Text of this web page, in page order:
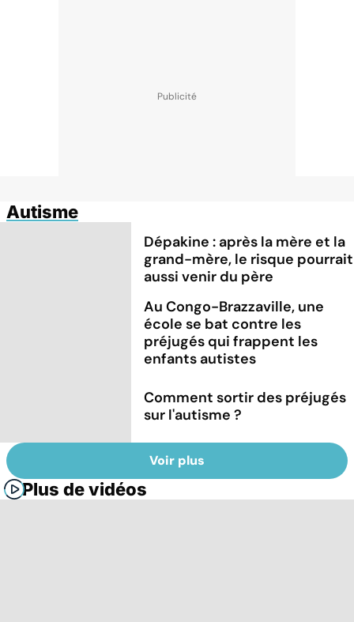
Autisme
Dépakine : après la mère et la
grand-mère, le risque pourrait
aussi venir du père
Au Congo-Brazzaville, une
école se bat contre les
préjugés qui frappent les
enfants autistes
Comment sortir des préjugés
sur l'autisme ?
Voir plus
Plus de vidéos